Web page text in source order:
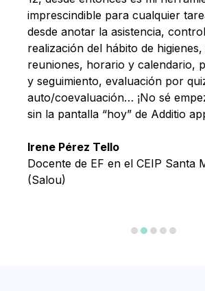
imprescindible para cualquier
desde anotar la asistencia,
realización del hábito de
reuniones, horario y calendario,
y seguimiento, evaluación por
auto/coevaluación… ¡No sé
sin la pantalla “hoy” de Additio
Irene Pérez Tello
Docente de EF en el CEIP Santa
(Salou)